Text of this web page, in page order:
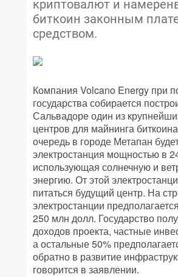
криптовалют и
биткоин законным
средством.
Компания Volcano Energy при
государства собирается
Сальвадоре один из
центров для майнинга
очередь в городе Метапан
электростанция мощностью в
использующая солнечную и
энергию. От этой
питаться будущий центр. На
электростанции
250 млн долл. Государство
доходов проекта, частные
а остальные 50%
обратно в развитие
говорится в заявлении.